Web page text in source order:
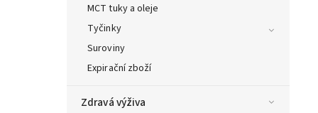
MCT tuky a oleje
Tyčinky
Suroviny
Expirační zboží
Zdravá výživa